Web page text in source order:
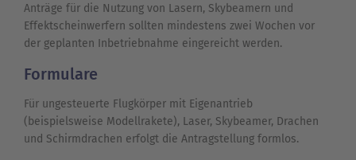
Anträge für die Nutzung von Lasern, Skybeamern und
Effektscheinwerfern sollten mindestens zwei Wochen vor
der geplanten Inbetriebnahme eingereicht werden.
Formulare
Für ungesteuerte Flugkörper mit Eigenantrieb
(beispielsweise Modellrakete), Laser, Skybeamer, Drachen
und Schirmdrachen erfolgt die Antragstellung formlos.